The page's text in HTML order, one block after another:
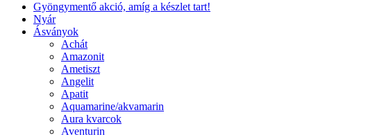
Gyöngymentő akció, amíg a készlet tart!
Nyár
Ásványok
Achát
Amazonit
Ametiszt
Angelit
Apatit
Aquamarine/akvamarin
Aura kvarcok
Aventurin